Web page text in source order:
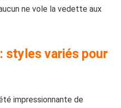
ne vole la vedette aux
styles variés pour
impressionnante de